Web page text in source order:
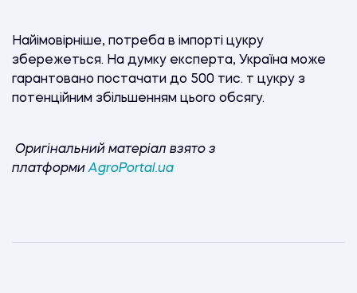
Найімовірніше, потреба в імпорті цукру
збережеться. На думку експерта, Україна може
гарантовано постачати до 500 тис. т цукру з
потенційним збільшенням цього обсягу.
Оригінальний матеріал взято з
платформиAgroPortal.ua